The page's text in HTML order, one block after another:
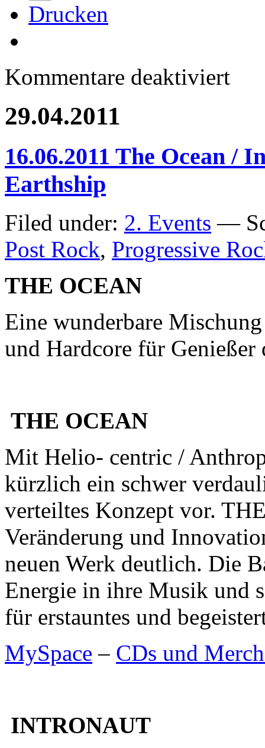
Drucken
Kommentare deaktiviert
Bleak
/
29.04.2011
16.06.2011 The Ocean /
Earthship
Filed under: 2. Events —
Post Rock, Progressive
THE OCEAN
Eine wunderbare
und Hardcore für
THE OCEAN
Mit Helio- centric /
kürzlich ein schwer
verteiltes Konzept vor.
Veränderung und
neuen Werk deutlich. Die
Energie in ihre Musik und
für erstauntes und
MySpace – CDs und
INTRONAUT